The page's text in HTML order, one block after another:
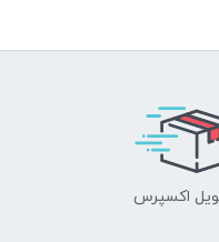
اکسپرس